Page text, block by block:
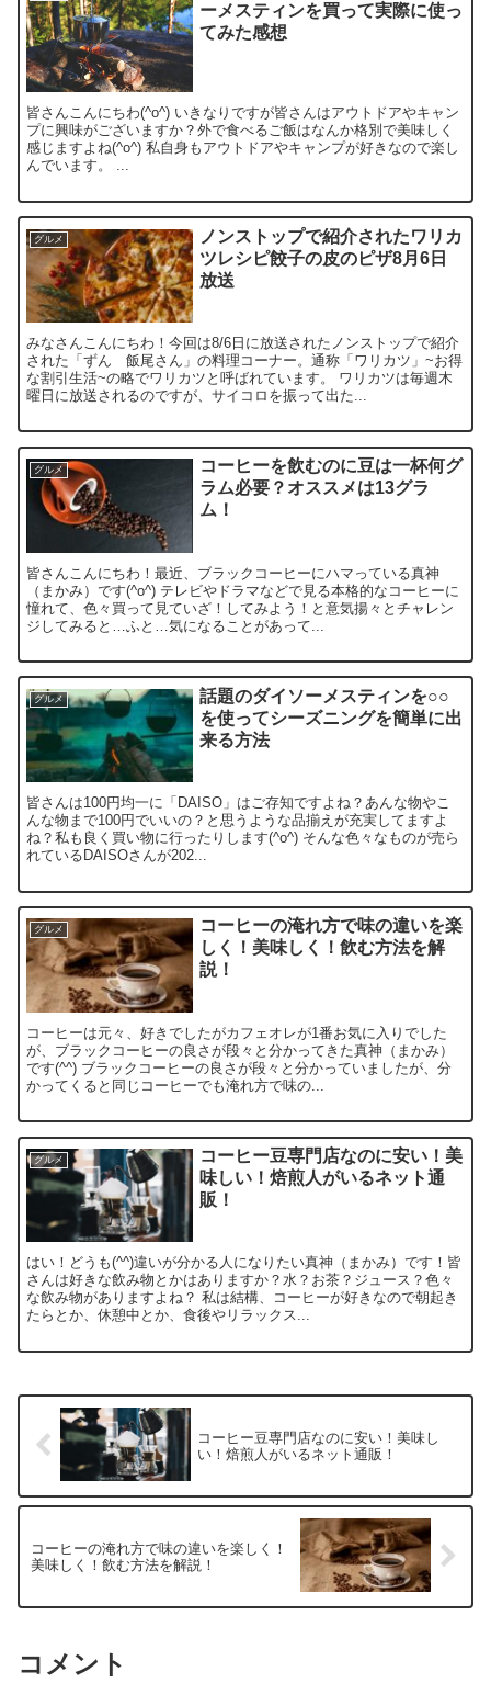
ーメスティンを買って実際に使っ
てみた感想
皆さんこんにちわ(^o^) いきなりですが皆さんはアウトドアやキャン
プに興味がございますか？外で食べるご飯はなんか格別で美味しく
感じますよね(^o^) 私自身もアウトドアやキャンプが好きなので楽し
んでいます。 ...
グルメ
ノンストップで紹介されたワリカ
ツレシピ餃子の皮のピザ8月6日
放送
みなさんこんにちわ！今回は8/6日に放送されたノンストップで紹介
された「ずん 飯尾さん」の料理コーナー。通称「ワリカツ」~お得
な割引生活~の略でワリカツと呼ばれています。 ワリカツは毎週木
曜日に放送されるのですが、サイコロを振って出た...
グルメ
コーヒーを飲むのに豆は一杯何グ
ラム必要？オススメは13グラ
ム！
皆さんこんにちわ！最近、ブラックコーヒーにハマっている真神
（まかみ）です(^o^) テレビやドラマなどで見る本格的なコーヒーに
憧れて、色々買って見ていざ！してみよう！と意気揚々とチャレン
ジしてみると…ふと…気になることがあって...
グルメ
話題のダイソーメスティンを○○
を使ってシーズニングを簡単に出
来る方法
皆さんは100円均一に「DAISO」はご存知ですよね？あんな物やこ
んな物まで100円でいいの？と思うような品揃えが充実してますよ
ね？私も良く買い物に行ったりします(^o^) そんな色々なものが売ら
れているDAISOさんが202...
グルメ
コーヒーの淹れ方で味の違いを楽
しく！美味しく！飲む方法を解
説！
コーヒーは元々、好きでしたがカフェオレが1番お気に入りでした
が、ブラックコーヒーの良さが段々と分かってきた真神（まかみ）
です(^^) ブラックコーヒーの良さが段々と分かっていましたが、分
かってくると同じコーヒーでも淹れ方で味の...
グルメ
コーヒー豆専門店なのに安い！美
味しい！焙煎人がいるネット通
販！
はい！どうも(^^)違いが分かる人になりたい真神（まかみ）です！皆
さんは好きな飲み物とかはありますか？水？お茶？ジュース？色々
な飲み物がありますよね？ 私は結構、コーヒーが好きなので朝起き
たらとか、休憩中とか、食後やリラックス...
コーヒー豆専門店なのに安い！美味し
い！焙煎人がいるネット通販！
コーヒーの淹れ方で味の違いを楽しく！
美味しく！飲む方法を解説！
コメント